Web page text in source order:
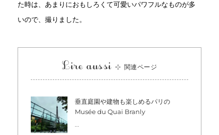
た時は、あまりにおもしろくて可愛いパワフルなものが多
いので、撮りました。
Lire aussi 関連ページ
垂直庭園や建物も楽しめるパリの
Musée du Quai Branly